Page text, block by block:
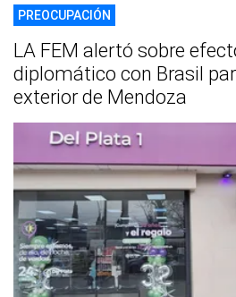
PREOCUPACIÓN
LA FEM alertó sobre
diplomático con Brasil
exterior de Mendoza